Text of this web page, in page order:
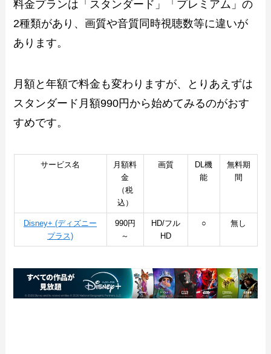
料金プランは「スタンダード」「プレミアム」の
2種類があり、画質や音質同時視聴数等に違いが
あります。
月額と年額で料金も変わりますが、とりあえずは
スタンダード月額990円から始めてみるのがおす
すめです。
サービス名
月額料
金
（税
込）
画質
DL機
能
無料期
間
Disney+ (ディズニー
プラス)
990円
～
HD/フル
HD
○ 無し